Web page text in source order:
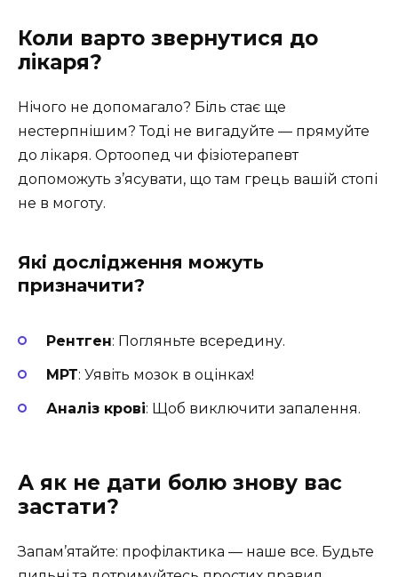
Коли варто звернутися до
лікаря?
Нічого не допомагало? Біль стає ще
нестерпнішим? Тоді не вигадуйте — прямуйте
до лікаря. Ортоопед чи фізіотерапевт
допоможуть з’ясувати, що там грець вашій стопі
не в моготу.
Які дослідження можуть
призначити?
Рентген: Погляньте всередину.
МРТ: Уявіть мозок в оцінках!
Аналіз крові: Щоб виключити запалення.
А як не дати болю знову вас
застати?
Запам’ятайте: профілактика — наше все. Будьте